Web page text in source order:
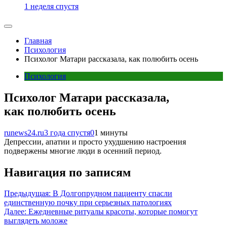
1 неделя спустя
Главная
Психология
Психолог Матари рассказала, как полюбить осень
Психология
Психолог Матари рассказала,
как полюбить осень
runews24.ru3 года спустя01 минуты
Депрессии, апатии и просто ухудшению настроения
подвержены многие люди в осенний период.
Навигация по записям
Предыдущая: В Долгопрудном пациенту спасли
единственную почку при серьезных патологиях
Далее: Ежедневные ритуалы красоты, которые помогут
выглядеть моложе